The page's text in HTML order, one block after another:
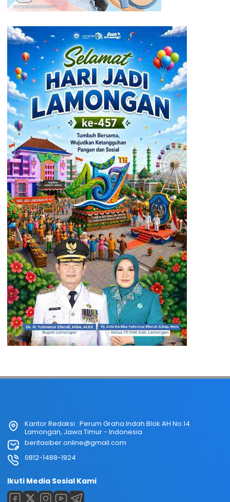
Kantor Redaksi : Perum Graha Indah Blok AH No.14
Lamongan, Jawa Timur - Indonesia
beritasiber.online@gmail.com
0812-1488-1924
Ikuti Media Sosial Kami